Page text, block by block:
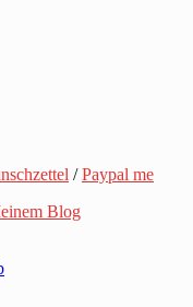
/Paypal me
Blog